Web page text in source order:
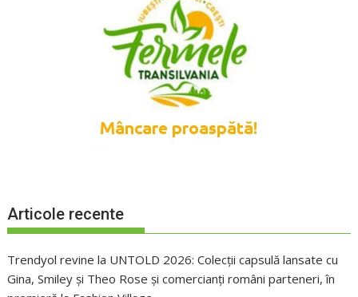
Articole recente
Trendyol revine la UNTOLD 2026: Colecții capsulă lansate cu
Gina, Smiley și Theo Rose și comercianți români parteneri, în